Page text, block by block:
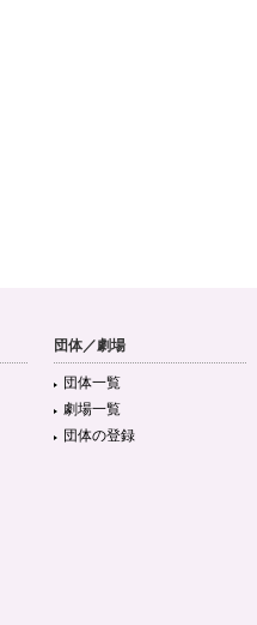
団体／劇場
団体一覧
劇場一覧
団体の登録